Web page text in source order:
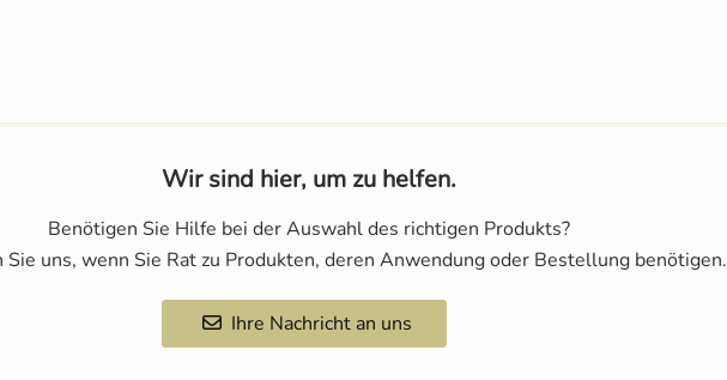
Wir sind hier, um zu helfen.
Benötigen Sie Hilfe bei der Auswahl des richtigen Produkts?
Sie uns, wenn Sie Rat zu Produkten, deren Anwendung oder Bestellung benötigen.
Ihre Nachricht an uns